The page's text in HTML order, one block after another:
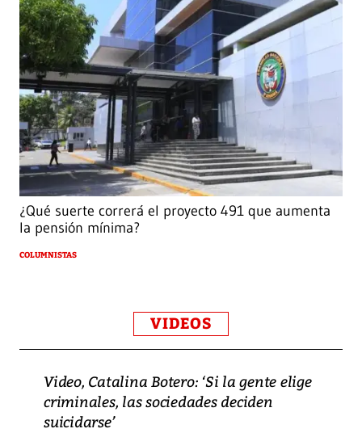
¿Qué suerte correrá el proyecto 491 que aumenta
la pensión mínima?
COLUMNISTAS
VIDEOS
Video, Catalina Botero: ‘Si la gente elige
criminales, las sociedades deciden
suicidarse’